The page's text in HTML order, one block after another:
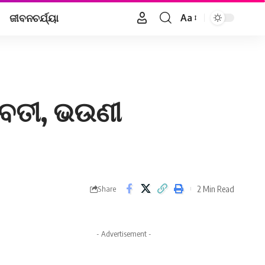
ଜୀବନଚର୍ଯ୍ୟା
Font
Aa
ଭଉଣୀ
Share 2 Min Read
- Advertisement -